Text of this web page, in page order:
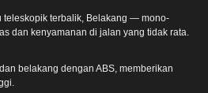
teleskopik terbalik, Belakang — mono-
dan kenyamanan di jalan yang tidak rata.
belakang dengan ABS, memberikan